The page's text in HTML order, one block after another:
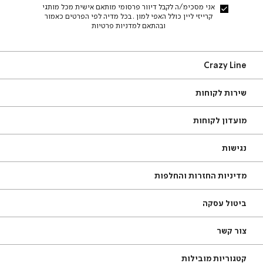
Crazy Line
סניפים
צור קשר
לקוחותשירות לקוחות
מדריך מידות
אני מסכימ/ה לקבל דיוור פרסומי מותאם אישית מכל מותגי
קרייזי ליין כולל האפי למון . בכל מדיה לפי הפרטים כאמור
ובהתאם למדניות פרטיות
מועדון לקוחות
נגישות
מדיניות החזרות והחלפות
ביטול עסקה
צור קשר
מובילותקטגוריות מובילות